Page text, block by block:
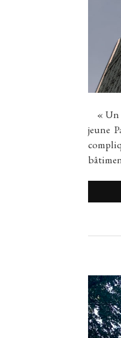
« Un
jeune